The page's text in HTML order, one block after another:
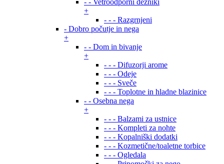
- - Vetroodporni dežniki
+
- - - Razgrnjeni
- Dobro počutje in nega
+
- - Dom in bivanje
+
- - - Difuzorji arome
- - - Odeje
- - - Sveče
- - - Toplotne in hladne blazinice
- - Osebna nega
+
- - - Balzami za ustnice
- - - Kompleti za nohte
- - - Kopalniški dodatki
- - - Kozmetične/toaletne torbice
- - - Ogledala